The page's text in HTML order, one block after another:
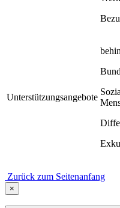
Unterstützungsangebote
Zurück zum Seitenanfang
×